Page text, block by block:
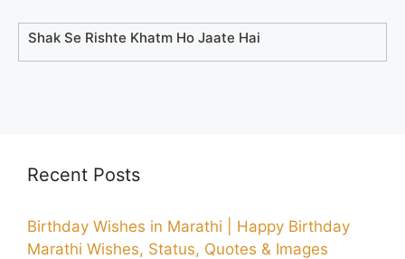
Shak Se Rishte Khatm Ho Jaate Hai
Recent Posts
Birthday Wishes in Marathi | Happy Birthday
Marathi Wishes, Status, Quotes & Images